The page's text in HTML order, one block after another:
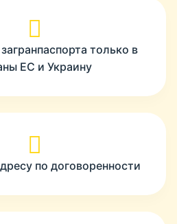
только в
ЕС и Украину
по договоренности